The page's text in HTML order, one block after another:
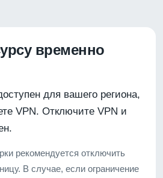
временно
для вашего региона,
VPN. Отключите VPN и
рекомендуется отключить
В случае, если ограничение